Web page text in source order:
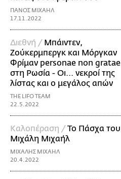
ΠΑΝΟΣ ΜΙΧΑΗΛ
17.11.2022
Διεθνή / Μπάιντεν,
Ζούκερμπεργκ και Μόργκαν
Φρίμαν personae non gratae
στη Ρωσία - Οι... νεκροί της
λίστας και ο μεγάλος απών
THE LIFO TEAM
22.5.2022
Καλοπέραση / Το Πάσχα του
Μιχάλη Μιχαήλ
ΜΙΧΑΛΗΣ ΜΙΧΑΗΛ
20.4.2022